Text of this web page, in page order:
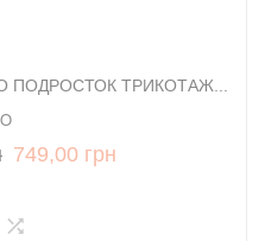
ПОДРОСТОК ТРИКОТАЖ...
749,00 грн